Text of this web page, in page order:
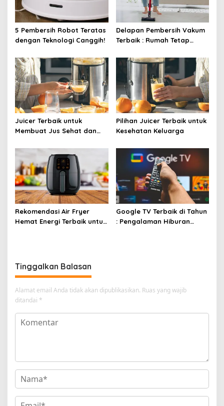
5 Pembersih Robot Teratas
dengan Teknologi Canggih!
Delapan Pembersih Vakum
Terbaik : Rumah Tetap
Juicer Terbaik untuk
Membuat Jus Sehat dan
Pilihan Juicer Terbaik untuk
Kesehatan Keluarga
Rekomendasi Air Fryer
Hemat Energi Terbaik untuk
Google TV Terbaik di Tahun
: Pengalaman Hiburan
Tinggalkan Balasan
Alamat email Anda tidak akan dipublikasikan. Ruas yang wajib
ditandai *